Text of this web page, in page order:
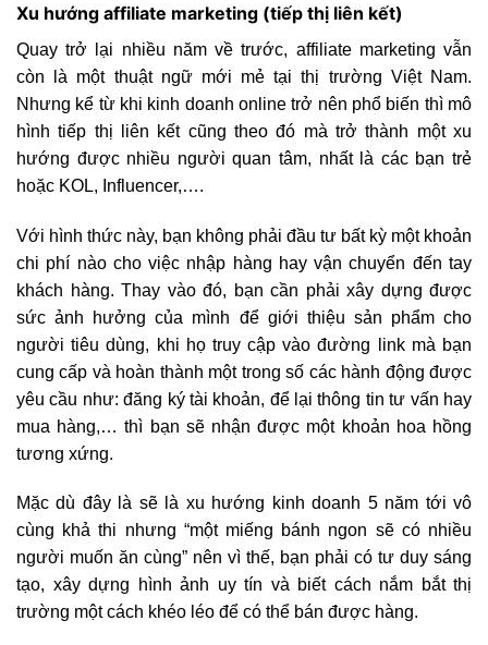
Xu hướng affiliate marketing (tiếp thị liên kết)
Quay trở lại nhiều năm về trước, affiliate marketing vẫn
còn là một thuật ngữ mới mẻ tại thị trường Việt Nam.
Nhưng kể từ khi kinh doanh online trở nên phổ biến thì mô
hình tiếp thị liên kết cũng theo đó mà trở thành một xu
hướng được nhiều người quan tâm, nhất là các bạn trẻ
hoặc KOL, Influencer,….
Với hình thức này, bạn không phải đầu tư bất kỳ một khoản
chi phí nào cho việc nhập hàng hay vận chuyển đến tay
khách hàng. Thay vào đó, bạn cần phải xây dựng được
sức ảnh hưởng của mình để giới thiệu sản phẩm cho
người tiêu dùng, khi họ truy cập vào đường link mà bạn
cung cấp và hoàn thành một trong số các hành động được
yêu cầu như: đăng ký tài khoản, để lại thông tin tư vấn hay
mua hàng,… thì bạn sẽ nhận được một khoản hoa hồng
tương xứng.
Mặc dù đây là sẽ là xu hướng kinh doanh 5 năm tới vô
cùng khả thi nhưng “một miếng bánh ngon sẽ có nhiều
người muốn ăn cùng” nên vì thế, bạn phải có tư duy sáng
tạo, xây dựng hình ảnh uy tín và biết cách nắm bắt thị
trường một cách khéo léo để có thể bán được hàng.